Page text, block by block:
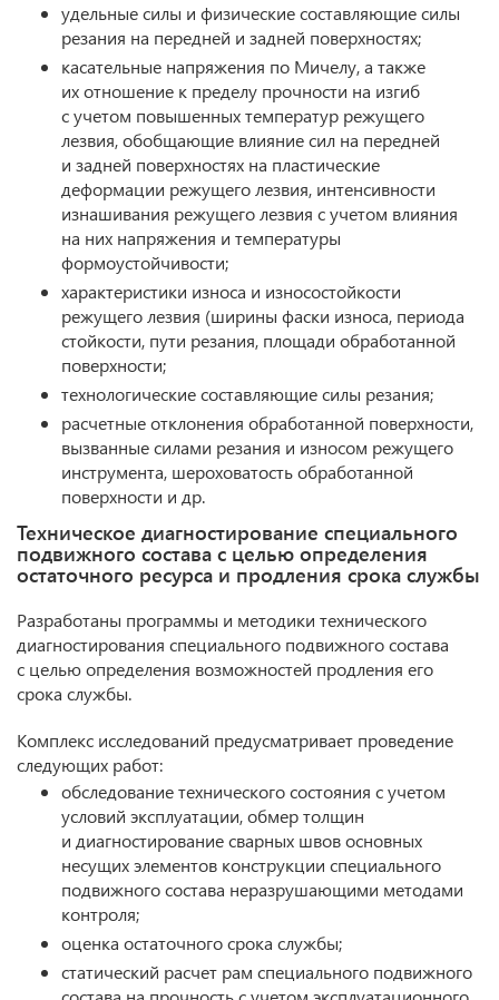
удельные силы и физические составляющие силы
резания на передней и задней поверхностях;
касательные напряжения по Мичелу, а также
их отношение к пределу прочности на изгиб
с учетом повышенных температур режущего
лезвия, обобщающие влияние сил на передней
и задней поверхностях на пластические
деформации режущего лезвия, интенсивности
изнашивания режущего лезвия с учетом влияния
на них напряжения и температуры
формоустойчивости;
характеристики износа и износостойкости
режущего лезвия (ширины фаски износа, периода
стойкости, пути резания, площади обработанной
поверхности;
технологические составляющие силы резания;
расчетные отклонения обработанной поверхности,
вызванные силами резания и износом режущего
инструмента, шероховатость обработанной
поверхности и др.
Техническое диагностирование специального
подвижного состава с целью определения
остаточного ресурса и продления срока службы
Разработаны программы и методики технического
диагностирования специального подвижного состава
с целью определения возможностей продления его
срока службы.
Комплекс исследований предусматривает проведение
следующих работ:
обследование технического состояния с учетом
условий эксплуатации, обмер толщин
и диагностирование сварных швов основных
несущих элементов конструкции специального
подвижного состава неразрушающими методами
контроля;
оценка остаточного срока службы;
статический расчет рам специального подвижного